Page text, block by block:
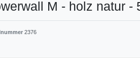
M - holz natur -
2376